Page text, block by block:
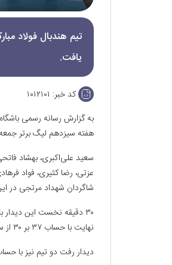
تیم هندبال فولاد
یافت.
کد خبر: ۱۰۱۲۱۰۱
به گزارش رسانه رسمی
هفته سیزدهم لیگ برتر جمعه ۲۴ بهمن از ساعت ۱۷ در سالن شهید سجادی برگزار شد‌.
سعید علی‌اکبری، بهشاد
عزتی، رضا کثیری، فواد
شاگردان شهداد مرتجی در
نهایت با حساب ۳۷ بر ۳۰ از سد نماینده سبزوار گذشتند.
دیدار رفت دو تیم نیز با حساب ۳۴ بر ۲۵ به سود زردپوشان دیدار زاینده‌رود خاتمه